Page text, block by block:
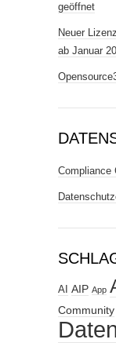
geöffnet
Neuer
ab Januar
Compliance
AI AIP App
Community